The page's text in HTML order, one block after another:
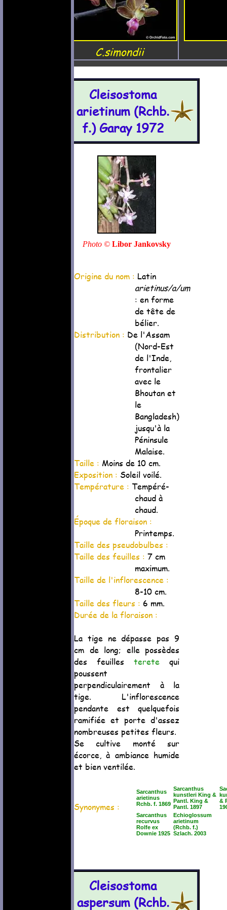
C.simondii
Cleisostoma
arietinum (Rchb.
f.) Garay 1972
Photo © Libor Jankovsky
Origine du nom : Latin
arietinus/a/um
: en forme
de tête de
bélier.
Distribution : De l'Assam
(Nord-Est
de l'Inde,
frontalier
avec le
Bhoutan et
le
Bangladesh)
jusqu'à la
Péninsule
Malaise.
Taille : Moins de 10 cm.
Exposition : Soleil voilé.
Température : Tempéré-
chaud à
chaud.
Époque de floraison :
Printemps.
Taille des pseudobulbes :
Taille des feuilles : 7 cm
maximum.
Taille de l'inflorescence :
8-10 cm.
Taille des fleurs : 6 mm.
Durée de la floraison :
La tige ne dépasse pas 9
cm de long; elle possèdes
des feuilles terete qui
poussent
perpendiculairement à la
tige. L'inflorescence
pendante est quelquefois
ramifiée et porte d'assez
nombreuses petites fleurs.
Se cultive monté sur
écorce, à ambiance humide
et bien ventilée.
Synonymes :
Sarcanthus
arietinus
Rchb. f. 1869
Sarcanthus
kunstleri King &
Pantl. King &
Pantl. 1897
&
Sarcanthus
recurvus
Rolfe ex
Downie 1925
Echioglossum
arietinum
(Rchb. f.)
Szlach. 2003
Cleisostoma
aspersum (Rchb.